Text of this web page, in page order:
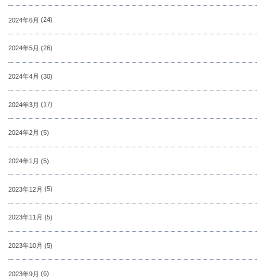
2024年6月 (24)
2024年5月 (26)
2024年4月 (30)
2024年3月 (17)
2024年2月 (5)
2024年1月 (5)
2023年12月 (5)
2023年11月 (5)
2023年10月 (5)
2023年9月 (6)